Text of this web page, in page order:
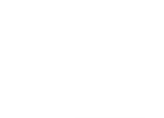
ア」や、絶版書であった山田正
キ文庫)など、表紙、帯、POP
装販売する復刊文庫などの企画
ディ」にて佐藤可士和氏らと共
人」として紹介されるなど、今